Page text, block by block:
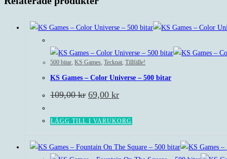
500 bitar, KS Games, Tecknat, Tillfälle!
KS Games – Color Universe – 500 bitar
109,00kr Det
ursprungliga
var:
69,00 krDet
nuvarande
är:
LÄGG TILL I VARUKORG